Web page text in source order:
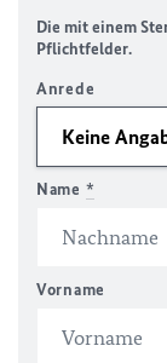
Die mit einem
Pflichtfelder.
Anrede
Name *
Vorname